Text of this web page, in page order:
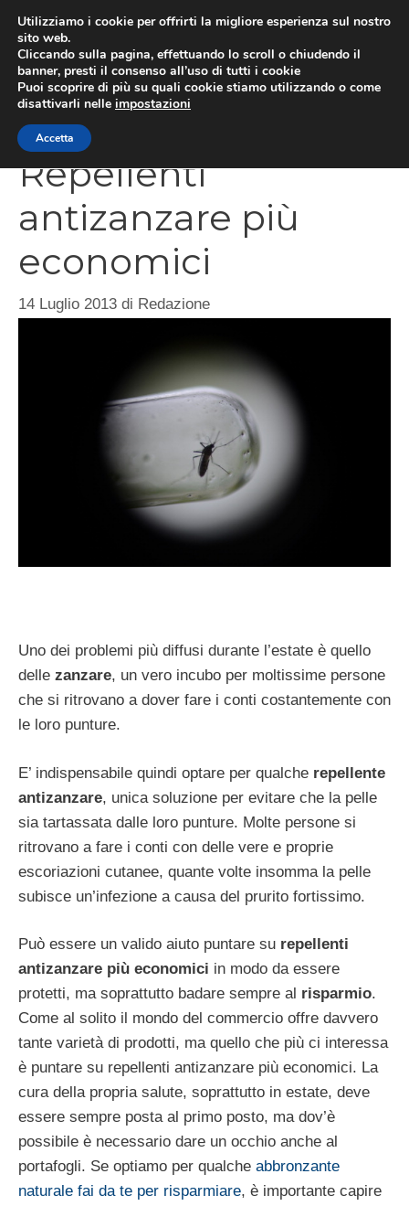
contenuto
Repellenti
antizanzare più
economici
14 Luglio 2013 di Redazione
Uno dei problemi più diffusi durante l’estate è quello
delle zanzare, un vero incubo per moltissime persone
che si ritrovano a dover fare i conti costantemente con
le loro punture.
E’ indispensabile quindi optare per qualche repellente
antizanzare, unica soluzione per evitare che la pelle
sia tartassata dalle loro punture. Molte persone si
ritrovano a fare i conti con delle vere e proprie
escoriazioni cutanee, quante volte insomma la pelle
subisce un’infezione a causa del prurito fortissimo.
Può essere un valido aiuto puntare su repellenti
antizanzare più economici in modo da essere
protetti, ma soprattutto badare sempre al risparmio.
Come al solito il mondo del commercio offre davvero
tante varietà di prodotti, ma quello che più ci interessa
è puntare su repellenti antizanzare più economici. La
cura della propria salute, soprattutto in estate, deve
essere sempre posta al primo posto, ma dov’è
possibile è necessario dare un occhio anche al
portafogli. Se optiamo per qualche abbronzante
naturale fai da te per risparmiare, è importante capire
Utilizziamo i cookie per offrirti la migliore esperienza sul nostro
sito web.
Cliccando sulla pagina, effettuando lo scroll o chiudendo il
banner, presti il consenso all’uso di tutti i cookie
Puoi scoprire di più su quali cookie stiamo utilizzando o come
disattivarli nelle impostazioni
Accetta